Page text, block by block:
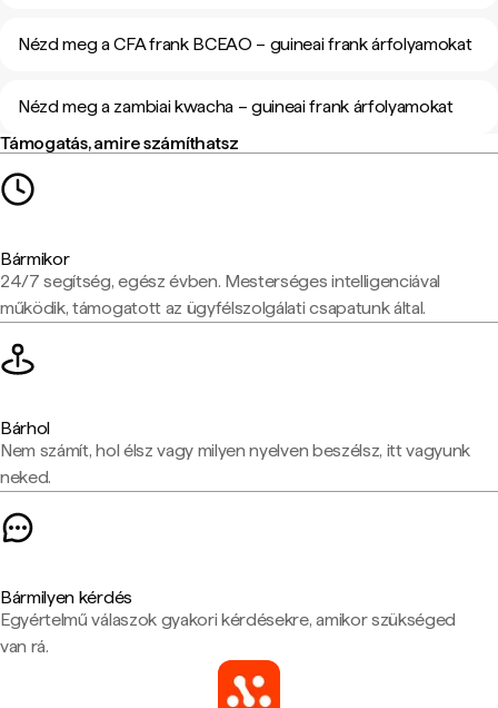
Nézd meg a CFA frank BCEAO – guineai frank árfolyamokat
Nézd meg a zambiai kwacha – guineai frank árfolyamokat
Támogatás, amire számíthatsz
Bármikor
24/7 segítség, egész évben. Mesterséges intelligenciával
működik, támogatott az ügyfélszolgálati csapatunk által.
Bárhol
Nem számít, hol élsz vagy milyen nyelven beszélsz, itt vagyunk
neked.
Bármilyen kérdés
Egyértelmű válaszok gyakori kérdésekre, amikor szükséged
van rá.